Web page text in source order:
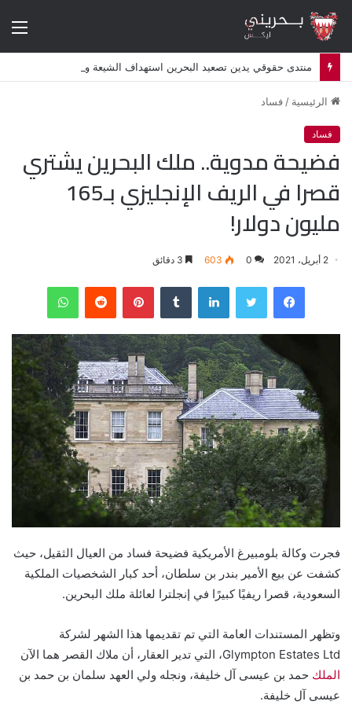
الرئيسية / فساد
فساد
فضيحة مدوية.. ملك البحرين يشتري
قصرا في الريف الإنجليزي بـ165
مليون دولار!
2 أبريل، 2021 0
603
فيسبوك لينكدإن بينتيريست
فجرت وكالة بلومبيرغ الأمريكية فضيحة فساد من العيال الثقيل، حيث
كشفت عن بيع الأمير بندر بن سلطان، أحد كبار الشخصيات الملكية
السعودية، قصرا ريفيًا كبيرًا في إنجلترا لعائلة ملك البحرين.
وتظهر المستندات العامة التي تم تقديمها هذا الشهر لشركة
Glympton Estates Ltd، التي تدير العقار، أن ملاك القصر هما الآن
الملك حمد بن عيسى آل خليفة، ونجله ولي العهد سلمان بن حمد بن
عيسى آل خليفة.